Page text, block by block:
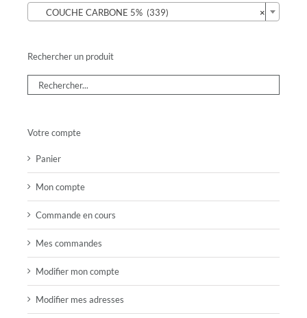
×
COUCHE CARBONE 5% (339)
Rechercher un produit
Votre compte
Panier
Mon compte
Commande en cours
Mes commandes
Modifier mon compte
Modifier mes adresses